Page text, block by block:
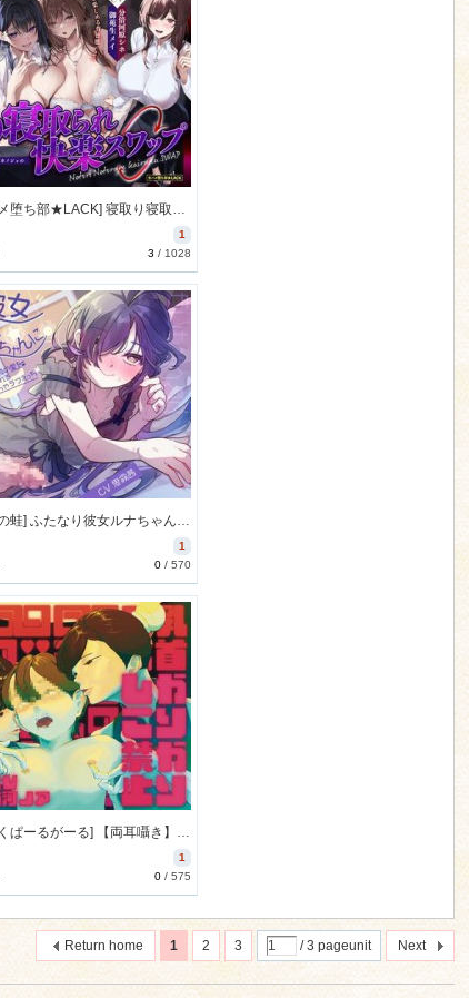
[260103][生ハメ堕ち部★LACK] 寝取り寝取られ快楽スワップ ～攻め好き人妻OLの逆レ●プと同期カノジョの僕が聞いたことのない下品な喘ぎ～ (特典付) [2596M] [RJ01511085]
1
3 / 1028
[260131][谷奥の蛙] ふたなり彼女ルナちゃんに最大級の愛を注がれるいちゃラブえっち [1378M] [RJ01555634]
1
0 /570
[260126][こんくぱーるがーる] 【両耳囁き】シコシコ禁止♡金玉ぐつぐつ乳首かりかりマゾ去勢音声 [447M] [RJ01459428]
1
0 /575
1 2 3 / 3 pageunit Next
Return home